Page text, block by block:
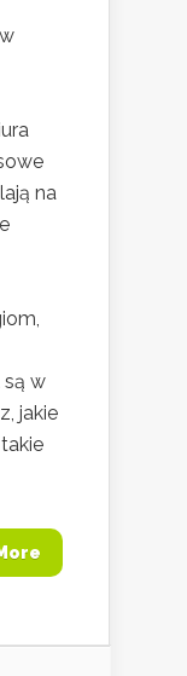
na
są w
jakie